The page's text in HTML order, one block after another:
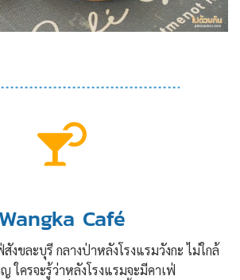
Wangka Café
สังขละบุรี กลางป่าหลังโรงแรมวังกะ ไม่ใกล้
ใครจะรู้ว่าหลังโรงแรมจะมีคาเฟ่